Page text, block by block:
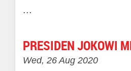
...
PRESIDEN JOKOWI
Wed, 26 Aug 2020